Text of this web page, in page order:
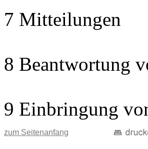
7 Mitteilungen
8 Beantwortung
9 Einbringung
zum Seitenanfang